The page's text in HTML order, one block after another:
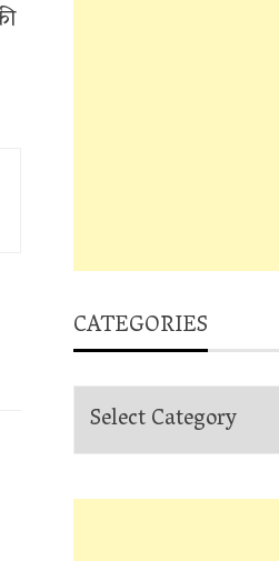
CATEGORIES
Categories